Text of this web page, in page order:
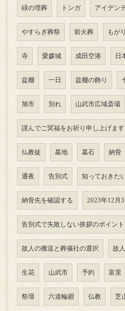
緑の埋葬 トンガ アイデン
やすらぎ葬祭 前火葬 もがり
寺 愛媛城 成田空港 日
盆棚 一日 盆棚の飾り
旭市 別れ 山武市広域斎場
謹んでご冥福をお祈り申し上げます
仏教徒 墓地 墓石 納骨
通夜 告別式 知っておきた
納骨先を確認する 2023年12月
告別式で失敗しない挨拶のポイン
故人の搬送と葬儀社の選択 故人
生花 山武市 予約 富里
祭壇 六道輪廻 仏教 芝